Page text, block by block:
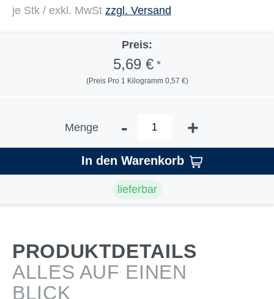
je Stk / exkl. MwSt zzgl. Versand
Preis:
5,69 € *
(Preis Pro 1 Kilogramm 0,57 €)
Menge - +
In den Warenkorb
lieferbar
PRODUKTDETAILS
ALLES AUF EINEN
BLICK